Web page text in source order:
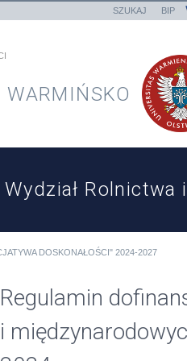
SZUKAJ BIP
WARMIŃSKO
Wydział Rolnictwa
DOSKONAŁOŚCI" 2024-2027
Regulamin
i